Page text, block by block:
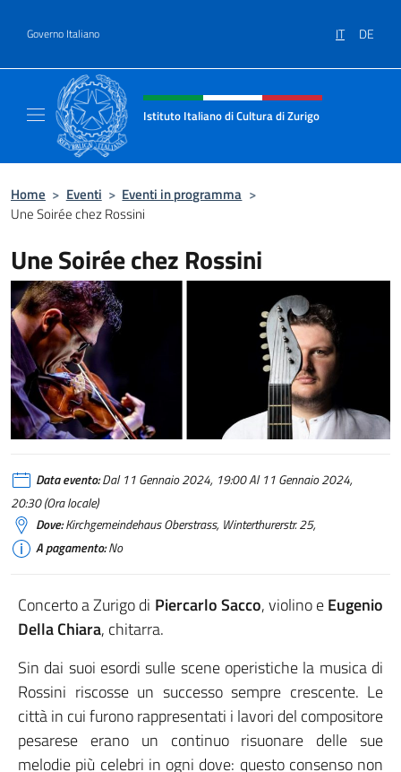
Governo Italiano IT DE
Intestazione sito, social e menù
Istituto Italiano di Cultura di Zurigo
Home > Eventi > Eventi in programma >
Une Soirée chez Rossini
Une Soirée chez Rossini
Data evento:Dal 11 Gennaio 2024, 19:00 Al 11 Gennaio 2024,
20:30 (Ora locale)
Dove:Kirchgemeindehaus Oberstrass, Winterthurerstr. 25,
A pagamento:No
Concerto a Zurigo di Piercarlo Sacco, violino eEugenio
Della Chiara, chitarra.
Sin dai suoi esordi sulle scene operistiche la musica di
Rossini riscosse un successo sempre crescente. Le
città in cui furono rappresentati i lavori del compositore
pesarese erano un continuo risuonare delle sue
melodie più celebri in ogni dove: questo consenso non